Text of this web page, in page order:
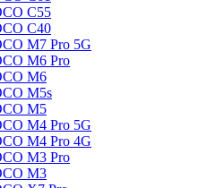
C55
C40
M7 Pro 5G
M6 Pro
M6
M5s
M5
M4 Pro 5G
M4 Pro 4G
M3 Pro
M3